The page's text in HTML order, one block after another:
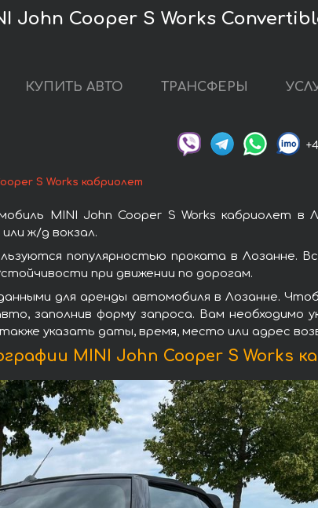
John Cooper S Works
КУПИТЬ АВТО ТРАНСФЕРЫ
S Works кабриолет
MINI John Cooper S Works кабриолет в
ж/д вокзал.
популярностью проката в Лозанне.
при движении по дорогам.
для аренды автомобиля в Лозанне.
заполнив форму запроса. Вам
указать даты, время, место или адрес
MINI John Cooper S Works